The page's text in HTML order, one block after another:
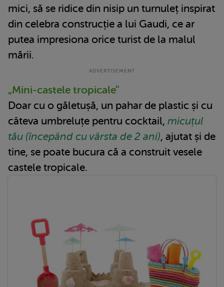
mici, să se ridice din nisip un turnuleț inspirat
din celebra construcție a lui Gaudi, ce ar
putea impresiona orice turist de la malul
mării.
„Mini-castele tropicale"
Doar cu o găletușă, un pahar de plastic și cu
câteva umbreluțe pentru cocktail, micuțul
tău (începând cu vârsta de 2 ani), ajutat și de
tine, se poate bucura că a construit vesele
castele tropicale.